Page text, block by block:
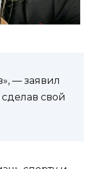
— заявил
свой